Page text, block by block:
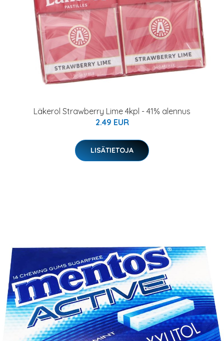
Läkerol Strawberry Lime 4kpl - 41% alennus
2.49 EUR
LISÄTIETOJA